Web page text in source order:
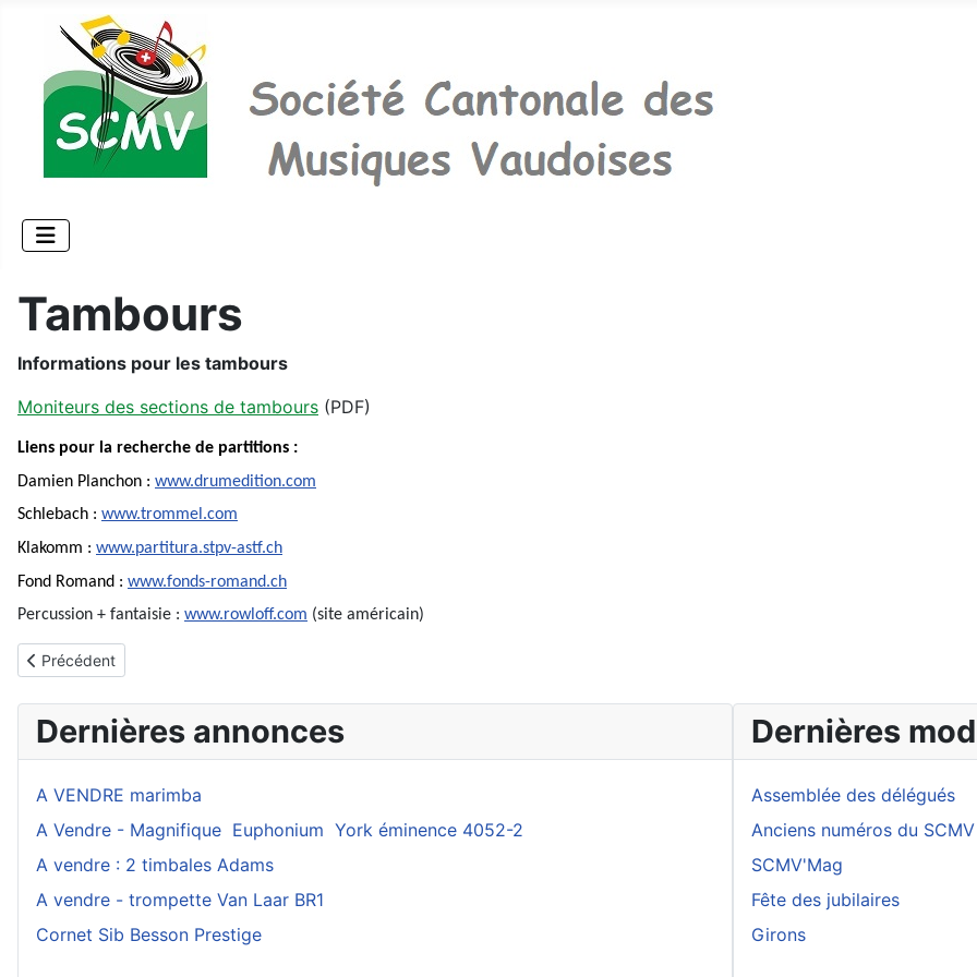
Tambours
Informations pour les tambours
Moniteurs des sections de tambours (PDF)
Liens pour la recherche de partitions :
Damien Planchon : www.drumedition.com
Schlebach : www.trommel.com
Klakomm : www.partitura.stpv-astf.ch
Fond Romand : www.fonds-romand.ch
Percussion + fantaisie : www.rowloff.com (site américain)
Article précédent : De la fondation à nos jours
Précédent
Dernières annonces
A VENDRE marimba
A Vendre - Magnifique Euphonium York éminence 4052-2
A vendre : 2 timbales Adams
A vendre - trompette Van Laar BR1
Cornet Sib Besson Prestige
Dernières
Assemblée des délégués
Anciens numéros du
SCMV'Mag
Fête des jubilaires
Girons